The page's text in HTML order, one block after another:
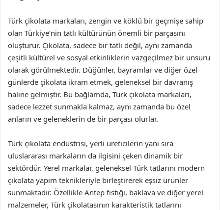
Türk çikolata markaları, zengin ve köklü bir geçmişe sahip
olan Türkiye’nin tatlı kültürünün önemli bir parçasını
oluşturur. Çikolata, sadece bir tatlı değil, aynı zamanda
çeşitli kültürel ve sosyal etkinliklerin vazgeçilmez bir unsuru
olarak görülmektedir. Düğünler, bayramlar ve diğer özel
günlerde çikolata ikram etmek, geleneksel bir davranış
haline gelmiştir. Bu bağlamda, Türk çikolata markaları,
sadece lezzet sunmakla kalmaz, aynı zamanda bu özel
anların ve geleneklerin de bir parçası olurlar.
Türk çikolata endüstrisi, yerli üreticilerin yanı sıra
uluslararası markaların da ilgisini çeken dinamik bir
sektördür. Yerel markalar, geleneksel Türk tatlarını modern
çikolata yapım teknikleriyle birleştirerek eşsiz ürünler
sunmaktadır. Özellikle Antep fıstığı, baklava ve diğer yerel
malzemeler, Türk çikolatasının karakteristik tatlarını